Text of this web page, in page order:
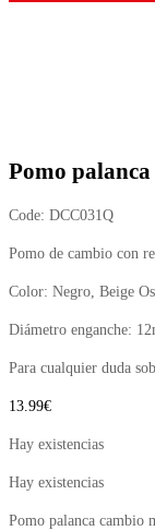
Pomo
Code: DCC031Q
Pomo de cambio con
Color: Negro, Beige
Diámetro enganche:
Para cualquier duda
13.99€
Hay existencias
Hay existencias
Pomo palanca cambio